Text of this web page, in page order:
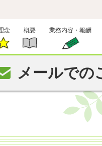
念 概要 業務内容・報酬
メールでの